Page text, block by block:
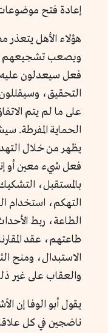
إعادة فتح
هؤلاء الأهل
ويصعب تشجيعهم
فعل سيعدلون
التحقيق،
على ما لم يتم
الحماية المفرطة.
يظهر من خلال
فعل شيء معين أو
بالمستقبل،
التهكم، استخدام
الطاعة، ربط
طاعتهم، عقد
الاستبدال، ومنح
والعقاب على غير
يقول أبو الوفا إن
ناضجين في كل